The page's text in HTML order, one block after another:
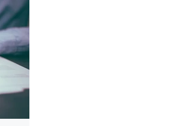
Droit criminel
Droit pénal